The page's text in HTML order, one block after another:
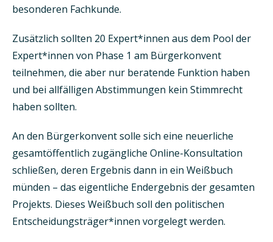
besonderen Fachkunde.
Zusätzlich sollten 20 Expert*innen aus dem Pool der
Expert*innen von Phase 1 am Bürgerkonvent
teilnehmen, die aber nur beratende Funktion haben
und bei allfälligen Abstimmungen kein Stimmrecht
haben sollten.
An den Bürgerkonvent solle sich eine neuerliche
gesamtöffentlich zugängliche Online-Konsultation
schließen, deren Ergebnis dann in ein Weißbuch
münden – das eigentliche Endergebnis der gesamten
Projekts. Dieses Weißbuch soll den politischen
Entscheidungsträger*innen vorgelegt werden.